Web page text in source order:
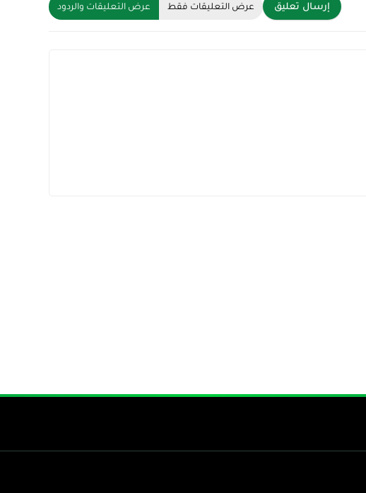
إرسال تعليق عرض التعليقات فقط عرض التعليقات والردود